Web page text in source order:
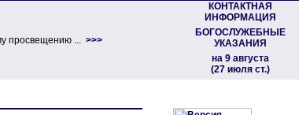
КОНТАКТНАЯ
ИНФОРМАЦИЯ
БОГОСЛУЖЕБНЫЕ
УКАЗАНИЯ
на 9 августа
(27 июля ст.)
просвещению ... >>>